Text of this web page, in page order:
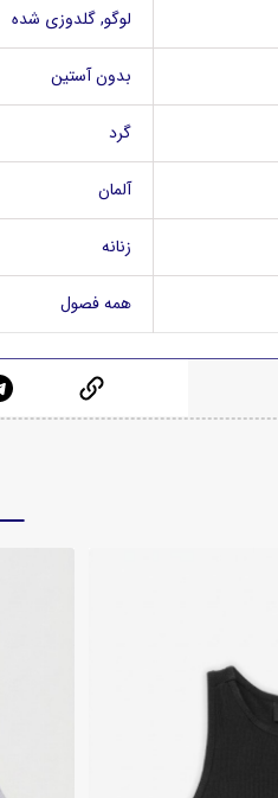
لوگو, گلدوزی شده
بدون آستین
گرد
آلمان
زنانه
همه فصول